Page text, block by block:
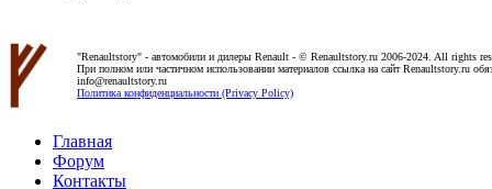
"Renaultstory" - автомобили и дилеры Renault - © Renaultstory.ru 2006-2024. All rights
При полном или частичном использовании материалов ссылка на сайт Renaultstory.ru
info@renaultstory.ru
Политика конфиденциальности (Privacy Policy)
Главная
Форум
Контакты